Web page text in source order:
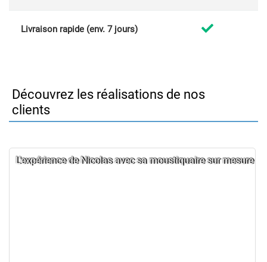
Livraison rapide (env. 7 jours)
Découvrez les réalisations de nos
clients
L'expérience de Nicolas avec sa moustiquaire sur mesure